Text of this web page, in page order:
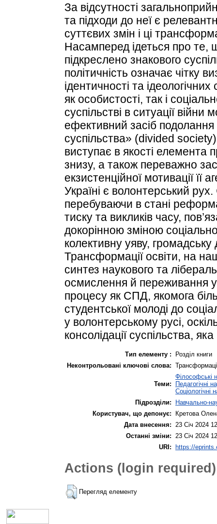
За відсутності
та підходи до неї є
суттєвих змін і ці
Насамперед ідеться про те,
підкреслено знакового
політичність означає чітку
ідентичності та
як особистості, так і
суспільстві в ситуації
ефективний засіб
суспільства» (divided
виступає в якості елемента
знизу, а також переважно
екзистенційної мотивації її
Україні є волонтерський рух.
перебуваючи в стані
тиску та викликів часу,
докорінною зміною
колективну уяву, громадську
Трансформації освіти, на
синтез наукового та
осмислення й переживання
процесу як СПД, якомога
студентської молоді до
у волонтерському русі,
консолідації суспільства,
Тип елементу :
Розділ книги
Неконтрольовані ключові слова:
Теми:
Філософські
Педагогічні
Соціологічні
Підрозділи:
Навчально-
Користувач, що депонує:
Кретова
Дата внесення:
23 Січ 2024
Останні зміни:
23 Січ 2024
URI: https://
Actions (login required)
Перегляд елементу